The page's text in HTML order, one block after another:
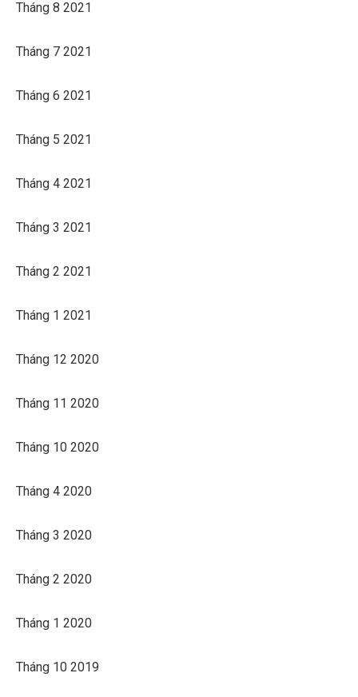
Tháng 8 2021
Tháng 7 2021
Tháng 6 2021
Tháng 5 2021
Tháng 4 2021
Tháng 3 2021
Tháng 2 2021
Tháng 1 2021
Tháng 12 2020
Tháng 11 2020
Tháng 10 2020
Tháng 4 2020
Tháng 3 2020
Tháng 2 2020
Tháng 1 2020
Tháng 10 2019